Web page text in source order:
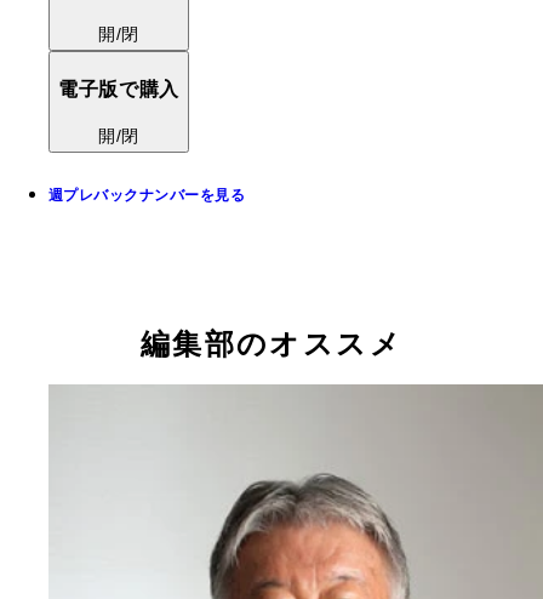
開/閉
電子版で購入
開/閉
週プレバックナンバーを見る
編集部のオススメ